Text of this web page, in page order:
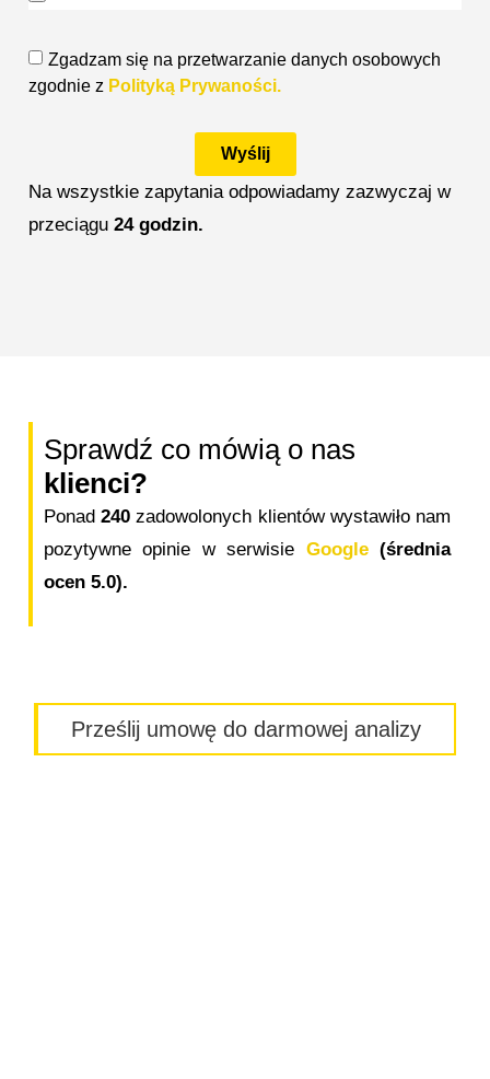
Zgadzam się na przetwarzanie danych osobowych
zgodnie z Polityką Prywaności.
Wyślij
Na wszystkie zapytania odpowiadamy zazwyczaj w
przeciągu24 godzin.
Sprawdź co mówią o nas
klienci?
Ponad240 zadowolonych klientów wystawiło nam
pozytywne opinie w serwisie Google (średnia
ocen 5.0).
Prześlij umowę do darmowej analizy